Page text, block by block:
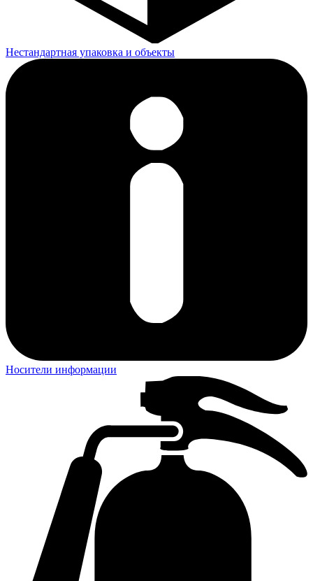
Нестандартная упаковка и объекты
Носители информации